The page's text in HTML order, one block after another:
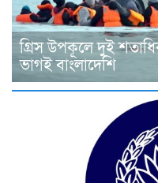
গ্রিস উপকূলে দুই
ভাগই বাংলাদেশি